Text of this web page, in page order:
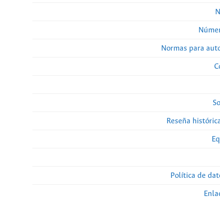
Normas para
Reseña
Política de